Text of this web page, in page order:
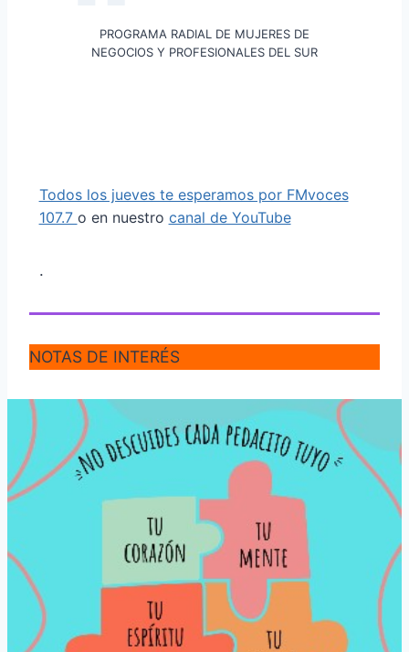
PROGRAMA RADIAL DE MUJERES DE
NEGOCIOS Y PROFESIONALES DEL SUR
Todos los jueves te esperamos por FMvoces
107.7 o en nuestro canal de YouTube
.
NOTAS DE INTERÉS